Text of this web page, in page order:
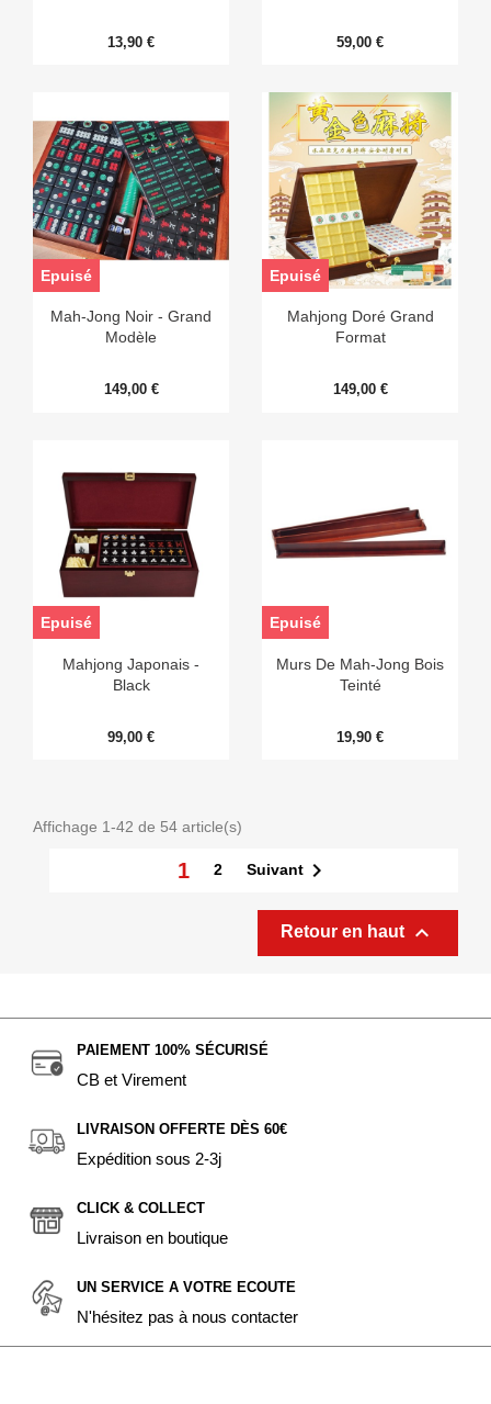
13,90 € 59,00 €
Mah-Jong Noir - Grand
Modèle
149,00 €
Epuisé
Mahjong Doré Grand
Format
149,00 €
Epuisé
Mahjong Japonais -
Black
99,00 €
Epuisé
Murs De Mah-Jong Bois
Teinté
19,90 €
Epuisé
Affichage 1-42 de 54 article(s)
1 2 Suivant 
Retour en haut 
PAIEMENT 100% SÉCURISÉ
CB et Virement
LIVRAISON OFFERTE DÈS 60€
Expédition sous 2-3j
CLICK & COLLECT
Livraison en boutique
UN SERVICE A VOTRE ECOUTE
N'hésitez pas à nous contacter